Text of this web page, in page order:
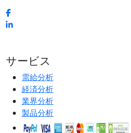
サービス
需給分析
経済分析
業界分析
製品分析